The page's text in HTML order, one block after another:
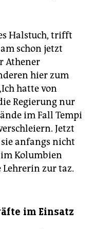
Halstuch, trifft
schon jetzt
Athener
hier zum
hatte von
Regierung nur
im Fall Tempi
Jetzt
anfangs nicht
Kolumbien
Lehrerin zur taz.
im Einsatz